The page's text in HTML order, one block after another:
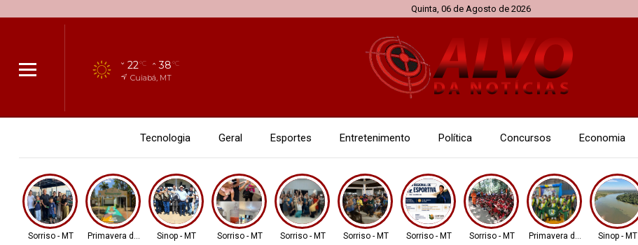
Quinta, 06 de Agosto de 2026
22°C 38°C
Cuiabá, MT
Tecnologia Geral Esportes Entretenimento Política Concursos Economia
Sorriso - MT Primavera do LesteSinop - MT Sorriso - MT Sorriso - MT Sorriso - MT Sorriso - MT Sorriso - MT Primavera do LesteSinop - MT